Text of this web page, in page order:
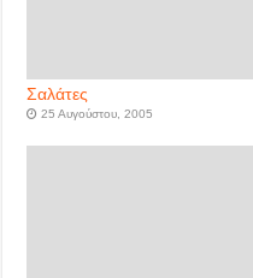
Σαλάτες
25 Αυγούστου, 2005